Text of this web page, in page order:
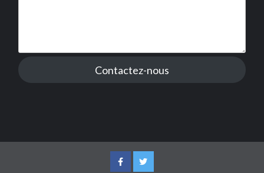
Contactez-nous
FacebookTwitter